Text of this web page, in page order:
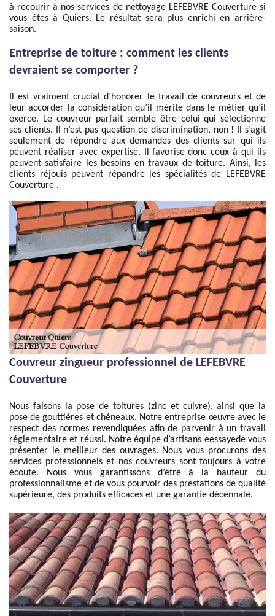
à recourir à nos services de nettoyage LEFEBVRE Couverture si
vous êtes à Quiers. Le résultat sera plus enrichi en arrière-
saison.
Entreprise de toiture : comment les clients
devraient se comporter ?
Il est vraiment crucial d’honorer le travail de couvreurs et de
leur accorder la considération qu’il mérite dans le métier qu’il
exerce. Le couvreur parfait semble être celui qui sélectionne
ses clients. Il n’est pas question de discrimination, non ! Il s’agit
seulement de répondre aux demandes des clients sur qui ils
peuvent réaliser avec expertise. Il favorise donc ceux à qui ils
peuvent satisfaire les besoins en travaux de toiture. Ainsi, les
clients réjouis peuvent répandre les spécialités de LEFEBVRE
Couverture .
Couvreur zingueur professionnel de LEFEBVRE
Couverture
Nous faisons la pose de toitures (zinc et cuivre), ainsi que la
pose de gouttières et chéneaux. Notre entreprise œuvre avec le
respect des normes revendiquées afin de parvenir à un travail
réglementaire et réussi. Notre équipe d’artisans eessayede vous
présenter le meilleur des ouvrages. Nous vous procurons des
services professionnels et nos couvreurs sont toujours à votre
écoute. Nous vous garantissons d’être à la hauteur du
professionnalisme et de vous pourvoir des prestations de qualité
supérieure, des produits efficaces et une garantie décennale.